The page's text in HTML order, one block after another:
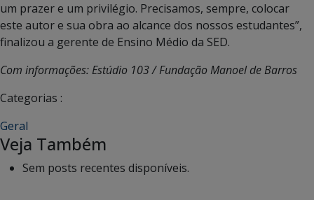
um prazer e um privilégio. Precisamos, sempre, colocar
este autor e sua obra ao alcance dos nossos estudantes”,
finalizou a gerente de Ensino Médio da SED.
Com informações: Estúdio 103 / Fundação Manoel de Barros
Categorias :
Geral
Veja Também
Sem posts recentes disponíveis.